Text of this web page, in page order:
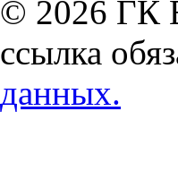
© 2026 ГК
ссылка
данных.